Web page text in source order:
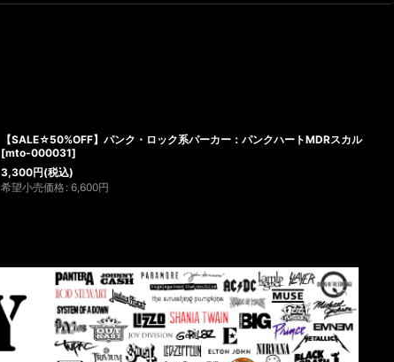
【SALE☆50%OFF】パンク・ロック系パーカー：パンクハートMDRスカル
[mto-000031]
3,300円(税込)
希望小売価格 : 6,600円